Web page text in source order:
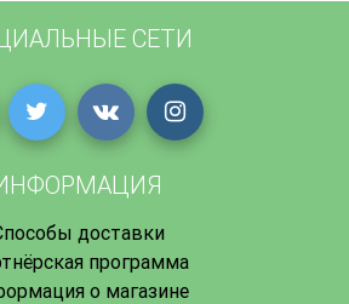
СЕТИ
доставки
программа
о магазине